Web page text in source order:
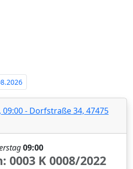
- Dorfstraße 34, 47475
09:00
0003 K 0008/2022‍